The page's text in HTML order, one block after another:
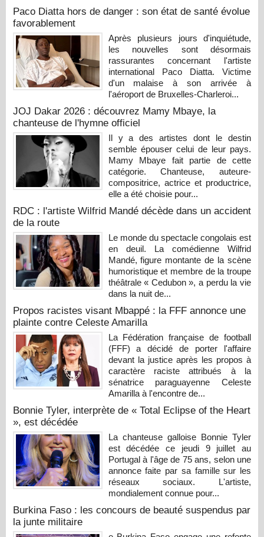
Paco Diatta hors de danger : son état de santé évolue
favorablement
Après plusieurs jours d'inquiétude,
les nouvelles sont désormais
rassurantes concernant l'artiste
international Paco Diatta. Victime
d'un malaise à son arrivée à
l'aéroport de Bruxelles-Charleroi...
JOJ Dakar 2026 : découvrez Mamy Mbaye, la
chanteuse de l'hymne officiel
Il y a des artistes dont le destin
semble épouser celui de leur pays.
Mamy Mbaye fait partie de cette
catégorie. Chanteuse, auteure-
compositrice, actrice et productrice,
elle a été choisie pour...
RDC : l'artiste Wilfrid Mandé décède dans un accident
de la route
Le monde du spectacle congolais est
en deuil. La comédienne Wilfrid
Mandé, figure montante de la scène
humoristique et membre de la troupe
théâtrale « Cedubon », a perdu la vie
dans la nuit de...
Propos racistes visant Mbappé : la FFF annonce une
plainte contre Celeste Amarilla
La Fédération française de football
(FFF) a décidé de porter l'affaire
devant la justice après les propos à
caractère raciste attribués à la
sénatrice paraguayenne Celeste
Amarilla à l'encontre de...
Bonnie Tyler, interprète de « Total Eclipse of the Heart
», est décédée
La chanteuse galloise Bonnie Tyler
est décédée ce jeudi 9 juillet au
Portugal à l'âge de 75 ans, selon une
annonce faite par sa famille sur les
réseaux sociaux. L'artiste,
mondialement connue pour...
Burkina Faso : les concours de beauté suspendus par
la junte militaire